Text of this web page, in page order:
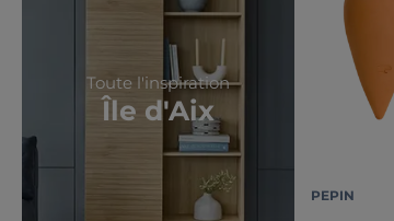
Toute l'inspiration
Île d'Aix
PEPIN